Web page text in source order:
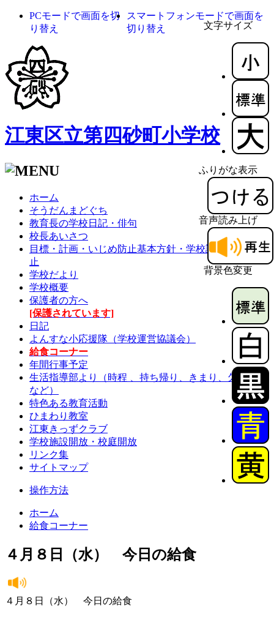
文字サイズ
ふりがな表示
音声読み上げ
背景色変更
PCモードで画面を切
り替え
スマートフォンモードで画面を
切り替え
江東区立第四砂町小学校
ホーム
そうだんまどぐち
教育長の学校日記・俳句
校長あいさつ
目標・計画・いじめ防止基本方針・学校評価・体罰防
止
学校だより
学校概要
保護者の方へ
[保護されています]
日記
よんすな小応援隊（学校運営協議会）
給食コーナー
年間行事予定
生活指導部より（時程 、持ち帰り、きまり、欠席連絡
など）
特色ある教育活動
ひまわり教室
江東きっずクラブ
学校施設開放・校庭開放
リンク集
サイトマップ
操作方法
ホーム
給食コーナー
４月８日（水） 今日の給食
４月８日（水） 今日の給食